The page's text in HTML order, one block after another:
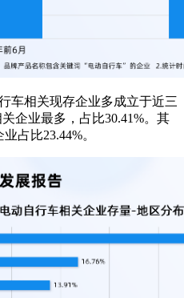
车相关现存企业多成立于近三
企业最多，占比30.41%。其
占比23.44%。